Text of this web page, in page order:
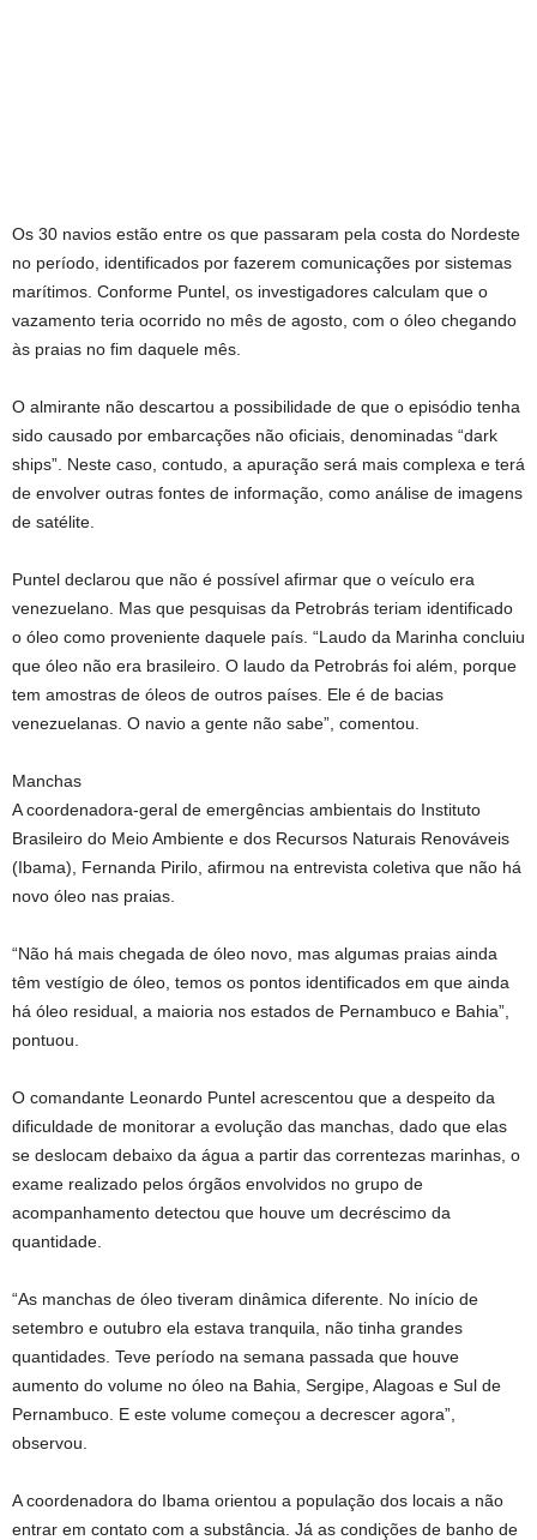
Os 30 navios estão entre os que passaram pela costa do Nordeste
no período, identificados por fazerem comunicações por sistemas
marítimos. Conforme Puntel, os investigadores calculam que o
vazamento teria ocorrido no mês de agosto, com o óleo chegando
às praias no fim daquele mês.
O almirante não descartou a possibilidade de que o episódio tenha
sido causado por embarcações não oficiais, denominadas “dark
ships”. Neste caso, contudo, a apuração será mais complexa e terá
de envolver outras fontes de informação, como análise de imagens
de satélite.
Puntel declarou que não é possível afirmar que o veículo era
venezuelano. Mas que pesquisas da Petrobrás teriam identificado
o óleo como proveniente daquele país. “Laudo da Marinha concluiu
que óleo não era brasileiro. O laudo da Petrobrás foi além, porque
tem amostras de óleos de outros países. Ele é de bacias
venezuelanas. O navio a gente não sabe”, comentou.
Manchas
A coordenadora-geral de emergências ambientais do Instituto
Brasileiro do Meio Ambiente e dos Recursos Naturais Renováveis
(Ibama), Fernanda Pirilo, afirmou na entrevista coletiva que não há
novo óleo nas praias.
“Não há mais chegada de óleo novo, mas algumas praias ainda
têm vestígio de óleo, temos os pontos identificados em que ainda
há óleo residual, a maioria nos estados de Pernambuco e Bahia”,
pontuou.
O comandante Leonardo Puntel acrescentou que a despeito da
dificuldade de monitorar a evolução das manchas, dado que elas
se deslocam debaixo da água a partir das correntezas marinhas, o
exame realizado pelos órgãos envolvidos no grupo de
acompanhamento detectou que houve um decréscimo da
quantidade.
“As manchas de óleo tiveram dinâmica diferente. No início de
setembro e outubro ela estava tranquila, não tinha grandes
quantidades. Teve período na semana passada que houve
aumento do volume no óleo na Bahia, Sergipe, Alagoas e Sul de
Pernambuco. E este volume começou a decrescer agora”,
observou.
A coordenadora do Ibama orientou a população dos locais a não
entrar em contato com a substância. Já as condições de banho de